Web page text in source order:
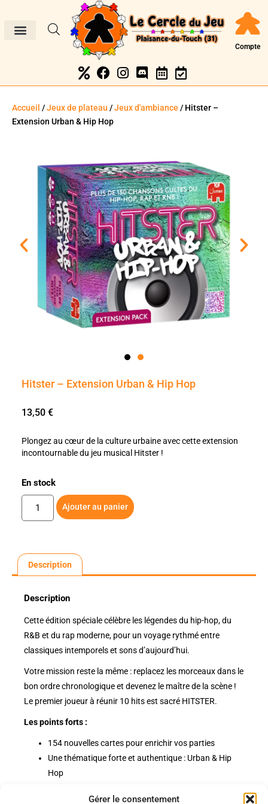
Gérer le consentement
Compte
Accueil /Jeux de plateau /Jeux d'ambiance / Hitster –
Extension Urban & Hip Hop
Hitster – Extension Urban & Hip Hop
13,50 €
Plongez au cœur de la culture urbaine avec cette extension
incontournable du jeu musical Hitster !
En stock
Ajouter au panier
Description
Description
Cette édition spéciale célèbre les légendes du hip-hop, du
R&B et du rap moderne, pour un voyage rythmé entre
classiques intemporels et sons d’aujourd’hui.
Votre mission reste la même : replacez les morceaux dans le
bon ordre chronologique et devenez le maître de la scène !
Le premier joueur à réunir 10 hits est sacré HITSTER.
Les points forts :
154 nouvelles cartes pour enrichir vos parties
Une thématique forte et authentique : Urban & Hip
Hop